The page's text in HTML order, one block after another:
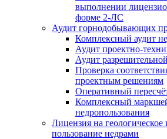
выполнении
форме 2-ЛС
Аудит горнодобывающих
Комплексный аудит
Аудит проектно-
Аудит
Проверка
проектным решениям
Оперативный
Комплексный
недропользования
Лицензия на геологическое
пользование недрами